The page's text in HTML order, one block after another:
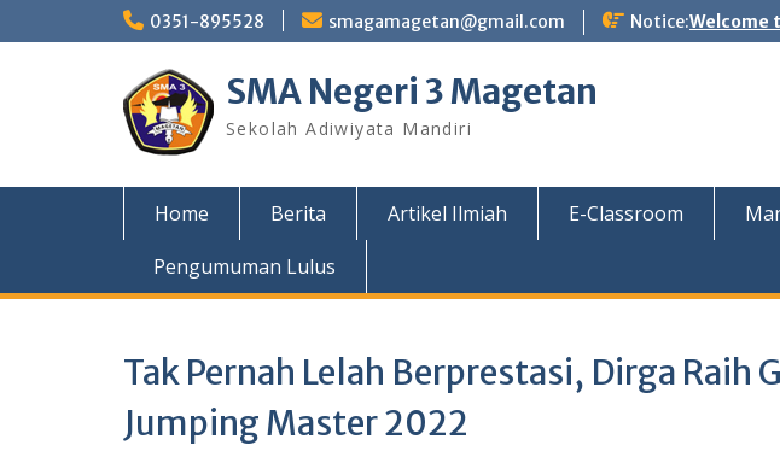
to
0351-895528 smagamagetan@gmail.com Notice:Welcome
SMA Negeri 3 Magetan
Sekolah Adiwiyata Mandiri
Home Berita Artikel Ilmiah E-Classroom
Pengumuman Lulus
Tak Pernah Lelah Berprestasi, Dirga Raih
Jumping Master 2022